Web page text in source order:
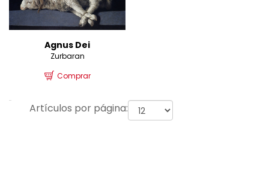
Agnus Dei
Zurbaran
Comprar
Artículos por página: